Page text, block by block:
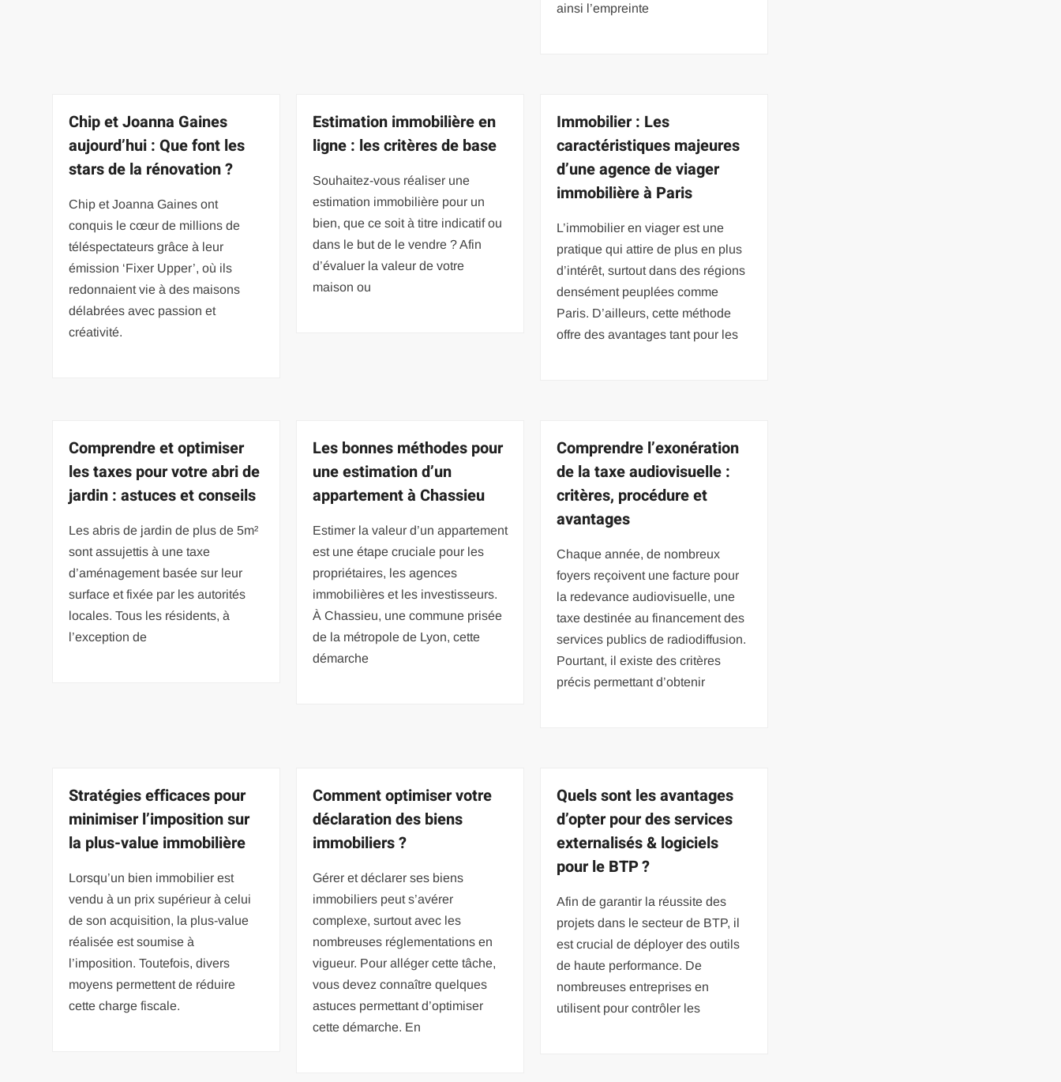
ainsi l’empreinte
Chip et Joanna Gaines
aujourd’hui : Que font les
stars de la rénovation ?
Chip et Joanna Gaines ont
conquis le cœur de millions de
téléspectateurs grâce à leur
émission ‘Fixer Upper’, où ils
redonnaient vie à des maisons
délabrées avec passion et
créativité.
Estimation immobilière en
ligne : les critères de base
Souhaitez-vous réaliser une
estimation immobilière pour un
bien, que ce soit à titre indicatif ou
dans le but de le vendre ? Afin
d’évaluer la valeur de votre
maison ou
Immobilier : Les
caractéristiques majeures
d’une agence de viager
immobilière à Paris
L’immobilier en viager est une
pratique qui attire de plus en plus
d’intérêt, surtout dans des régions
densément peuplées comme
Paris. D’ailleurs, cette méthode
offre des avantages tant pour les
Comprendre et optimiser
les taxes pour votre abri de
jardin : astuces et conseils
Les abris de jardin de plus de 5m²
sont assujettis à une taxe
d’aménagement basée sur leur
surface et fixée par les autorités
locales. Tous les résidents, à
l’exception de
Les bonnes méthodes pour
une estimation d’un
appartement à Chassieu
Estimer la valeur d’un appartement
est une étape cruciale pour les
propriétaires, les agences
immobilières et les investisseurs.
À Chassieu, une commune prisée
de la métropole de Lyon, cette
démarche
Comprendre l’exonération
de la taxe audiovisuelle :
critères, procédure et
avantages
Chaque année, de nombreux
foyers reçoivent une facture pour
la redevance audiovisuelle, une
taxe destinée au financement des
services publics de radiodiffusion.
Pourtant, il existe des critères
précis permettant d’obtenir
Stratégies efficaces pour
minimiser l’imposition sur
la plus-value immobilière
Lorsqu’un bien immobilier est
vendu à un prix supérieur à celui
de son acquisition, la plus-value
réalisée est soumise à
l’imposition. Toutefois, divers
moyens permettent de réduire
cette charge fiscale.
Comment optimiser votre
déclaration des biens
immobiliers ?
Gérer et déclarer ses biens
immobiliers peut s’avérer
complexe, surtout avec les
nombreuses réglementations en
vigueur. Pour alléger cette tâche,
vous devez connaître quelques
astuces permettant d’optimiser
cette démarche. En
Quels sont les avantages
d’opter pour des services
externalisés & logiciels
pour le BTP ?
Afin de garantir la réussite des
projets dans le secteur de BTP, il
est crucial de déployer des outils
de haute performance. De
nombreuses entreprises en
utilisent pour contrôler les